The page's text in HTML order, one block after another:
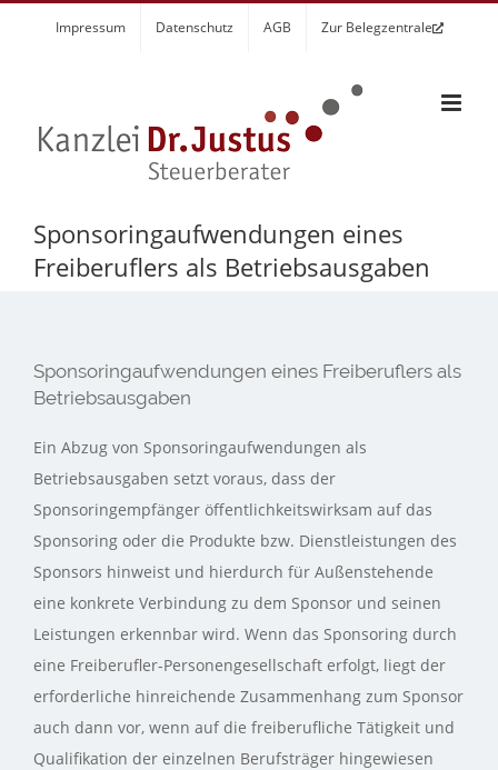
Impressum Datenschutz AGB Zur Belegzentrale
Sponsoringaufwendungen eines
Freiberuflers als Betriebsausgaben
Sponsoringaufwendungen eines Freiberuflers als
Betriebsausgaben
Ein Abzug von Sponsoringaufwendungen als
Betriebsausgaben setzt voraus, dass der
Sponsoringempfänger öffentlichkeitswirksam auf das
Sponsoring oder die Produkte bzw. Dienstleistungen des
Sponsors hinweist und hierdurch für Außenstehende
eine konkrete Verbindung zu dem Sponsor und seinen
Leistungen erkennbar wird. Wenn das Sponsoring durch
eine Freiberufler-Personengesellschaft erfolgt, liegt der
erforderliche hinreichende Zusammenhang zum Sponsor
auch dann vor, wenn auf die freiberufliche Tätigkeit und
Qualifikation der einzelnen Berufsträger hingewiesen